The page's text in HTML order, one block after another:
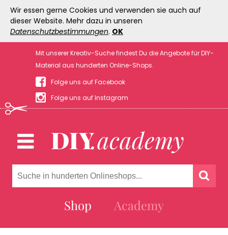
Wir essen gerne Cookies und verwenden sie auch auf
dieser Website. Mehr dazu in unseren
Datenschutzbestimmungen. OK
Mit unserer Kreativ-Suche findest Du die Angebote für DIY-
Material aus hunderten Online-Shops.
Folge uns auf Facebook
Folge uns auf Instagram
Shop Academy